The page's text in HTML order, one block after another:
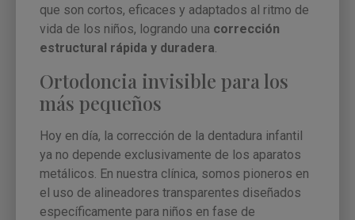
que son cortos, eficaces y adaptados al ritmo de
vida de los niños, logrando una corrección
estructural rápida y duradera.
Ortodoncia invisible para los
más pequeños
Hoy en día, la corrección de la dentadura infantil
ya no depende exclusivamente de los aparatos
metálicos. En nuestra clínica, somos pioneros en
el uso de alineadores transparentes diseñados
específicamente para niños en fase de